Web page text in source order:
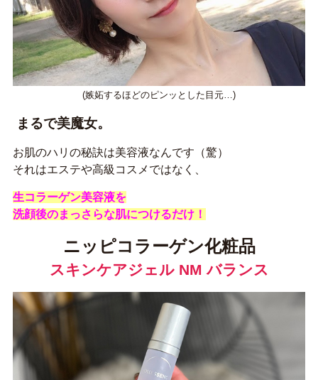
(嫉妬するほどのピンッとした目元…)
まるで美魔女。
お肌のハリの秘訣は美容液なんです（驚）
それはエステや高級コスメではなく、
生コラーゲン美容液を
洗顔後のまっさらな肌につけるだけ！
ニッピコラーゲン化粧品
スキンケアジェル NM バランス